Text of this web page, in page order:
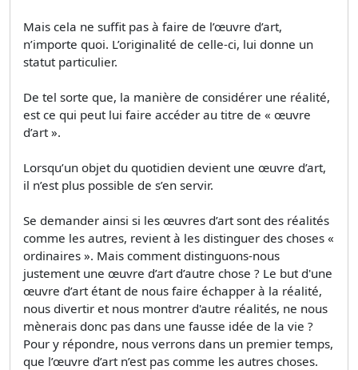
Mais cela ne suffit pas à faire de l’œuvre d’art,
n’importe quoi. L’originalité de celle-ci, lui donne un
statut particulier.
De tel sorte que, la manière de considérer une réalité,
est ce qui peut lui faire accéder au titre de « œuvre
d’art ».
Lorsqu’un objet du quotidien devient une œuvre d’art,
il n’est plus possible de s’en servir.
Se demander ainsi si les œuvres d’art sont des réalités
comme les autres, revient à les distinguer des choses «
ordinaires ». Mais comment distinguons-nous
justement une œuvre d’art d’autre chose ? Le but d'une
œuvre d’art étant de nous faire échapper à la réalité,
nous divertir et nous montrer d'autre réalités, ne nous
mènerais donc pas dans une fausse idée de la vie ?
Pour y répondre, nous verrons dans un premier temps,
que l’œuvre d’art n’est pas comme les autres choses.